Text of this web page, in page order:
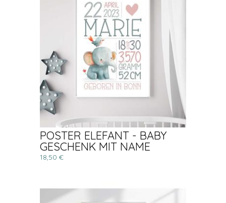
POSTER ELEFANT - BABY
GESCHENK MIT NAME
18,50 €